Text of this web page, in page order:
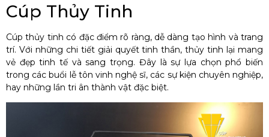
Cúp Thủy Tinh
Cúp thủy tinh có đặc điểm rõ ràng, dễ dàng tạo hình và trang
trí. Với những chi tiết giải quyết tinh thần, thủy tinh lại mang
vẻ đẹp tinh tế và sang trọng. Đây là sự lựa chọn phổ biến
trong các buổi lễ tôn vinh nghệ sĩ, các sự kiện chuyên nghiệp,
hay những lần tri ân thành vật đặc biệt.